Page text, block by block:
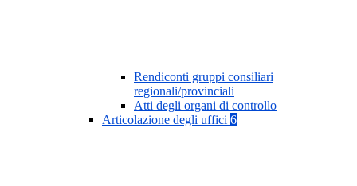
Rendiconti gruppi consiliari
regionali/provinciali
Atti degli organi di controllo
Articolazione degli uffici 6